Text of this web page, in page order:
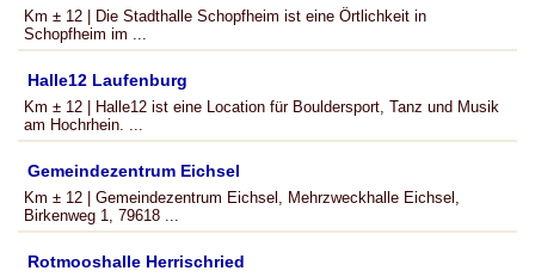
Km ± 12 | Die Stadthalle Schopfheim ist eine Örtlichkeit in
Schopfheim im ...
Halle12 Laufenburg
Km ± 12 | Halle12 ist eine Location für Bouldersport, Tanz und Musik
am Hochrhein. ...
Gemeindezentrum Eichsel
Km ± 12 | Gemeindezentrum Eichsel, Mehrzweckhalle Eichsel,
Birkenweg 1, 79618 ...
Rotmooshalle Herrischried